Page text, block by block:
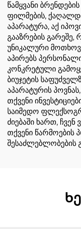
წამყვანი
ფილმების,
აპარატურა, აქ
გააზრების გარეშე,
უნიკალური
აპირებს
კონკრეტული
ბიუჯეტის
აპარატურის
თქვენი
საიმედო
ძიებაში ხართ,
თქვენი წარმოების
შესაძლებლობების